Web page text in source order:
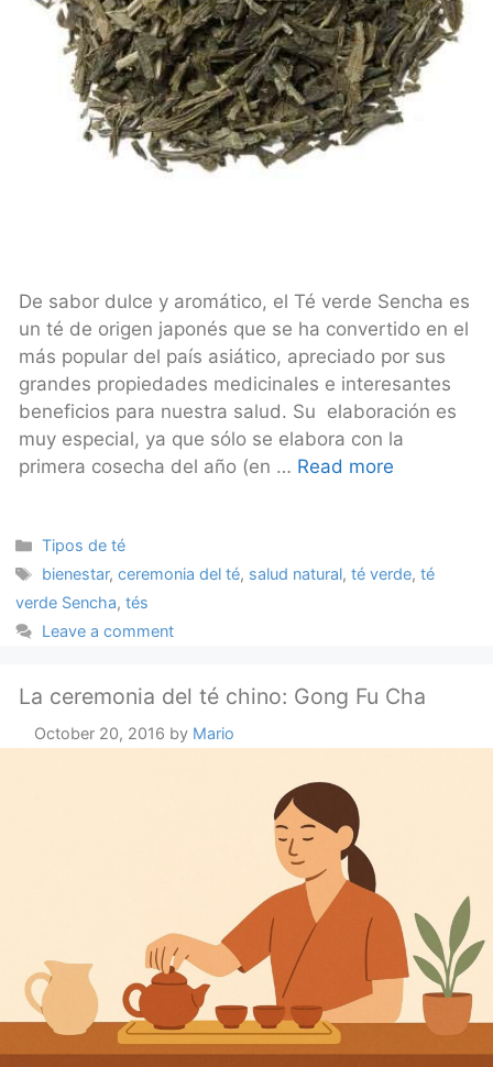
De sabor dulce y aromático, el Té verde Sencha es
un té de origen japonés que se ha convertido en el
más popular del país asiático, apreciado por sus
grandes propiedades medicinales e interesantes
beneficios para nuestra salud. Su elaboración es
muy especial, ya que sólo se elabora con la
primera cosecha del año (en … Read more
Categories
Tipos de té
Tags
bienestar, ceremonia del té, salud natural, té verde, té
verde Sencha,tés
Leave a comment
La ceremonia del té chino: Gong Fu Cha
October 20, 2016 by Mario